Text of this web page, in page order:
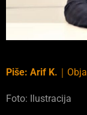
Piše: Arif K.
Foto: Ilustracija